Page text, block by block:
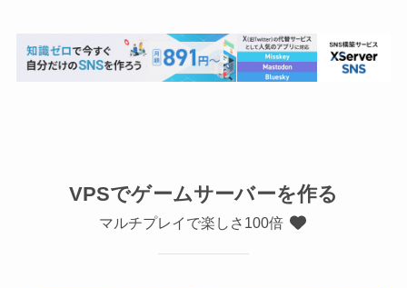
VPSでゲームサーバーを作る
マルチプレイで楽しさ100倍